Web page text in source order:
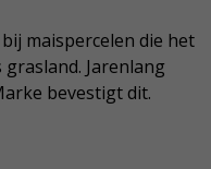
maispercelen die het
Jarenlang
bevestigt dit.